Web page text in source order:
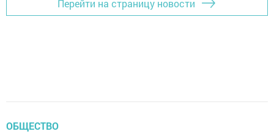
Перейти на страницу новости
ОБЩЕСТВО